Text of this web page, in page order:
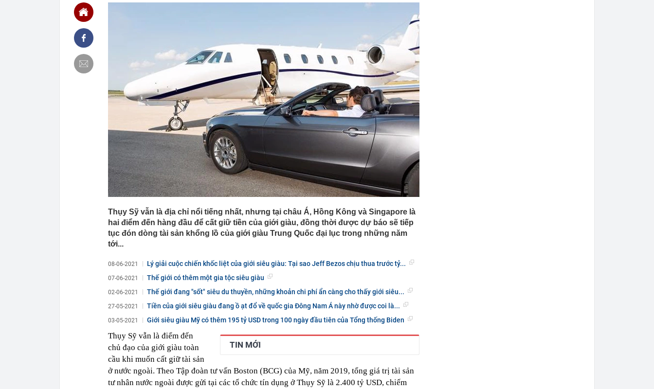
nhất lại được khen nhiều nhất
17:30
Ngành AI đang "hot"
17:30
Những trường hợp được đóng bù BHXH để đủ điều kiện hưởng lương
17:24
Thức uống "cà phê trà xanh" đang phủ sóng mạng xã hội Nhật: Vì sao
nhiều người tin rằng nó giúp kiểm soát cân nặng?
TTCP chuyển Bộ Công an thông tin 7 cá nhân giao dịch vàng khoảng
2.084 tỷ đồng
17:15
Transimex sắp trả cổ tức bằng cổ phiếu tỷ lệ 7%
17:11
3 thói quen đun nước uống cần bỏ ngay
17:10
Ái nữ nhà tỷ phú Phạm Nhật Vượng tham gia vào nền "kinh tế bạc" tỷ
USD của Việt Nam
Thụy Sỹ vẫn là địa chỉ nổi tiếng nhất, nhưng tại châu Á, Hồng Kông và Singapore là
hai điểm đến hàng đầu để cất giữ tiền của giới giàu, đồng thời được dự báo sẽ tiếp
tục đón dòng tài sản khổng lồ của giới giàu Trung Quốc đại lục trong những năm
tới...
08-06-2021 Lý giải cuộc chiến khốc liệt của giới siêu giàu: Tại sao Jeff Bezos chịu thua trước tỷ...
07-06-2021 Thế giới có thêm một gia tộc siêu giàu
02-06-2021 Thế giới đang "sốt" siêu du thuyền, những khoản chi phí ẩn càng cho thấy giới siêu...
27-05-2021 Tiền của giới siêu giàu đang ồ ạt đổ về quốc gia Đông Nam Á này nhờ được coi là...
03-05-2021 Giới siêu giàu Mỹ có thêm 195 tỷ USD trong 100 ngày đầu tiên của Tổng thống Biden
TIN MỚI
Thụy Sỹ vẫn là điểm đến
chủ đạo của giới giàu toàn
cầu khi muốn cất giữ tài sản
ở nước ngoài. Theo Tập đoàn tư vấn Boston (BCG) của Mỹ, năm 2019, tổng giá trị tài sản
tư nhân nước ngoài được gửi tại các tổ chức tín dụng ở Thụy Sỹ là 2.400 tỷ USD, chiếm